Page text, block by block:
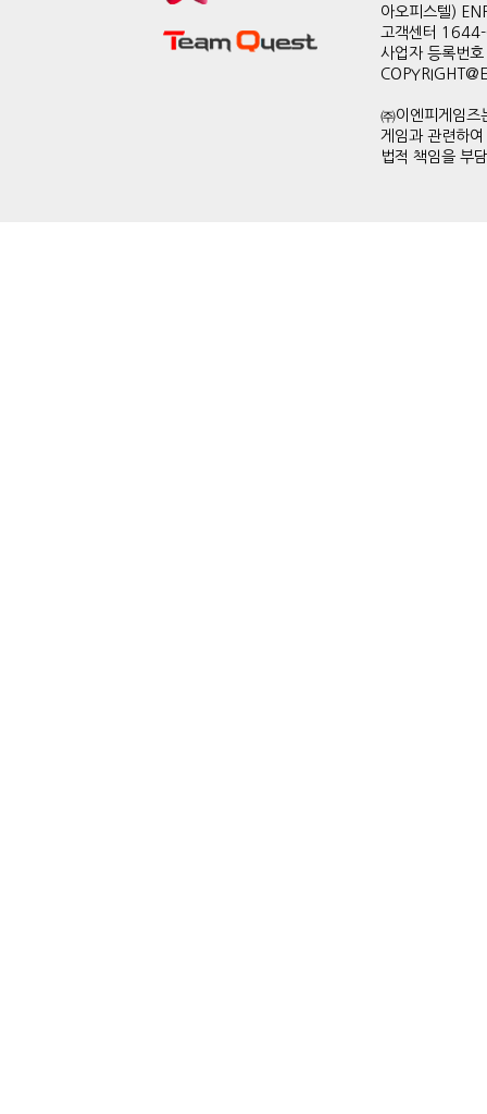
아오피스텔)
고객센터
사업자 등록번
㈜이엔피게임즈
게임과 관련하
법적 책임을 부